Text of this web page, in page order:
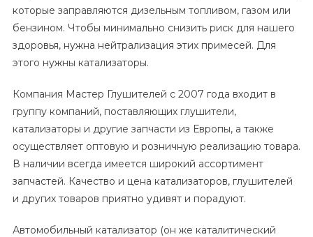
которые заправляются дизельным топливом, газом или
бензином. Чтобы минимально снизить риск для нашего
здоровья, нужна нейтрализация этих примесей. Для
этого нужны катализаторы.
Компания Мастер Глушителей с 2007 года входит в
группу компаний, поставляющих глушители,
катализаторы и другие запчасти из Европы, а также
осуществляет оптовую и розничную реализацию товара.
В наличии всегда имеется широкий ассортимент
запчастей. Качество и цена катализаторов, глушителей
и других товаров приятно удивят и порадуют.
Автомобильный катализатор (он же каталитический